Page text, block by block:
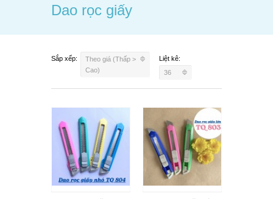
Dao rọc giấy
Sắp xếp:
Theo giá (Thấp >
Cao)
Liệt kê:
36